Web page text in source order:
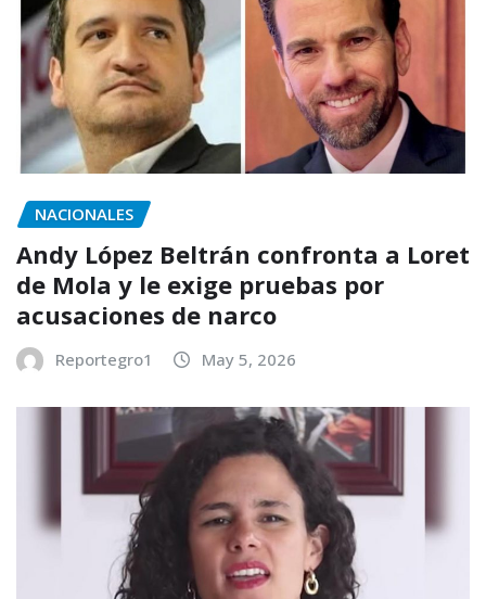
NACIONALES
Andy López Beltrán confronta a Loret
de Mola y le exige pruebas por
acusaciones de narco
Reportegro1 May 5, 2026